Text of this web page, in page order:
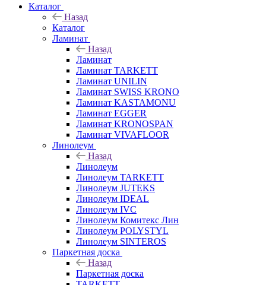
Каталог
Назад
Каталог
Ламинат
Назад
Ламинат
Ламинат TARKETT
Ламинат UNILIN
Ламинат SWISS KRONO
Ламинат KASTAMONU
Ламинат EGGER
Ламинат KRONOSPAN
Ламинат VIVAFLOOR
Линолеум
Назад
Линолеум
Линолеум TARKETT
Линолеум JUTEKS
Линолеум IDEAL
Линолеум IVC
Линолеум Комитекс Лин
Линолеум POLYSTYL
Линолеум SINTEROS
Паркетная доска
Назад
Паркетная доска